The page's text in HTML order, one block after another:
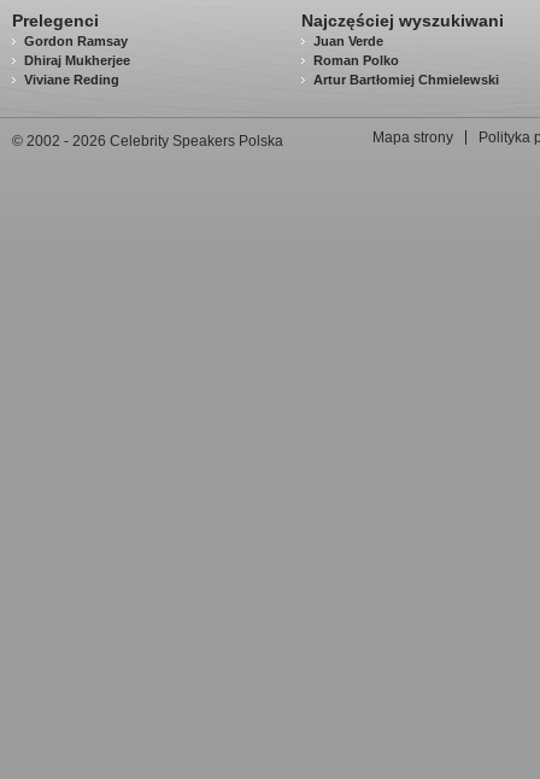
Prelegenci
Gordon Ramsay
Dhiraj Mukherjee
Viviane Reding
Najczęściej wyszukiwani
Juan Verde
Roman Polko
Artur Bartłomiej Chmielewski
© 2002 - 2026 Celebrity Speakers Polska Mapa strony Polityka